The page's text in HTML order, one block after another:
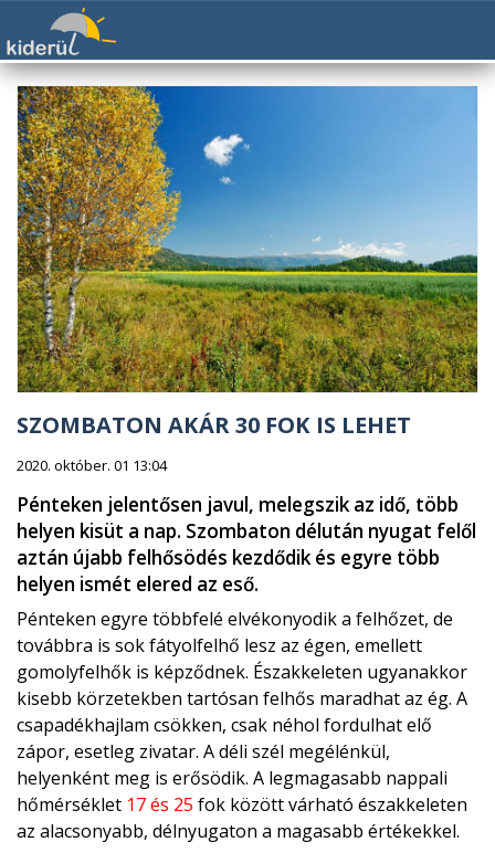
SZOMBATON AKÁR 30 FOK IS LEHET
2020. október. 01 13:04
Pénteken jelentősen javul, melegszik az idő, több
helyen kisüt a nap. Szombaton délután nyugat felől
aztán újabb felhősödés kezdődik és egyre több
helyen ismét elered az eső.
Pénteken egyre többfelé elvékonyodik a felhőzet, de
továbbra is sok fátyolfelhő lesz az égen, emellett
gomolyfelhők is képződnek. Északkeleten ugyanakkor
kisebb körzetekben tartósan felhős maradhat az ég. A
csapadékhajlam csökken, csak néhol fordulhat elő
zápor, esetleg zivatar. A déli szél megélénkül,
helyenként meg is erősödik. A legmagasabb nappali
hőmérséklet 17 és 25 fok között várható északkeleten
az alacsonyabb, délnyugaton a magasabb értékekkel.